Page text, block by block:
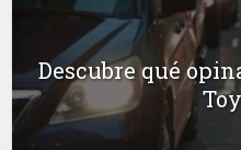
Descubre qué